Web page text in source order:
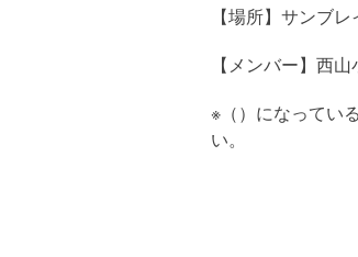
【場所】サンブ
【メンバー】西
※（）になってい
い。